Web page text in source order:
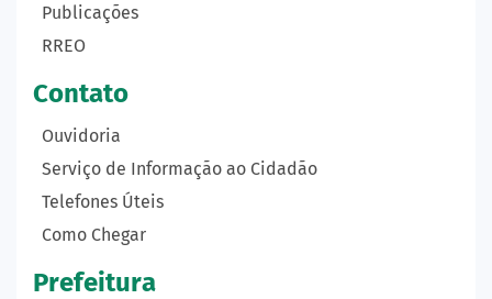
Publicações
RREO
Contato
Ouvidoria
Serviço de Informação ao Cidadão
Telefones Úteis
Como Chegar
Prefeitura